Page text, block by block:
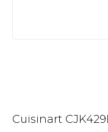
Cuisinart CJK429E